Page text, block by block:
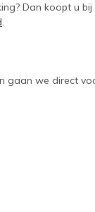
Dan koopt u
.
gaan we direct